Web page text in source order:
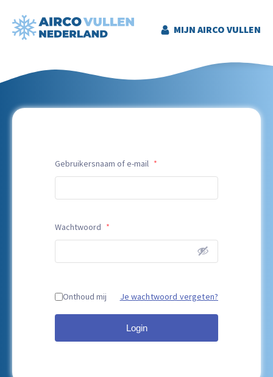
MIJN AIRCO VULLEN
Gebruikersnaam of e-mail *
Wachtwoord *
Onthoud mij Je wachtwoord vergeten?
Login